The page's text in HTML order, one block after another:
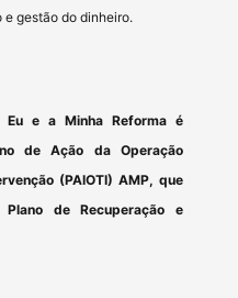
e gestão do dinheiro.
Eu e a Minha Reforma é
de Ação da Operação
(PAIOTI) AMP, que
de Recuperação e